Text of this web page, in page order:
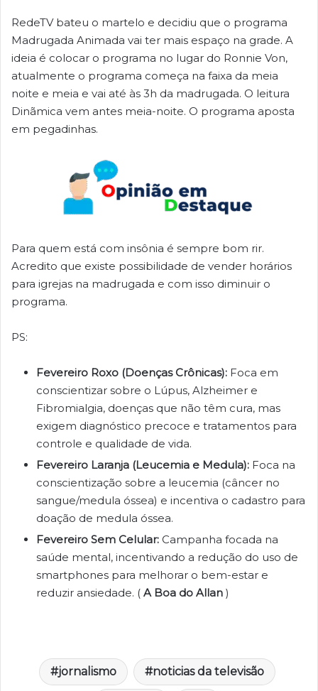
RedeTV bateu o martelo e decidiu que o programa
Madrugada Animada vai ter mais espaço na grade. A
ideia é colocar o programa no lugar do Ronnie Von,
atualmente o programa começa na faixa da meia
noite e meia e vai até às 3h da madrugada. O leitura
Dinãmica vem antes meia-noite. O programa aposta
em pegadinhas.
Para quem está com insônia é sempre bom rir.
Acredito que existe possibilidade de vender horários
para igrejas na madrugada e com isso diminuir o
programa.
PS:
Fevereiro Roxo (Doenças Crônicas): Foca em
conscientizar sobre o Lúpus, Alzheimer e
Fibromialgia, doenças que não têm cura, mas
exigem diagnóstico precoce e tratamentos para
controle e qualidade de vida.
Fevereiro Laranja (Leucemia e Medula): Foca na
conscientização sobre a leucemia (câncer no
sangue/medula óssea) e incentiva o cadastro para
doação de medula óssea.
Fevereiro Sem Celular: Campanha focada na
saúde mental, incentivando a redução do uso de
smartphones para melhorar o bem-estar e
reduzir ansiedade. ( A Boa do Allan )
jornalismo noticias da televisão